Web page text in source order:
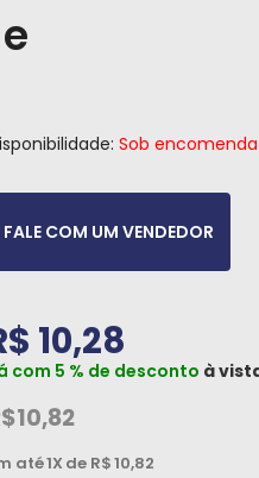
Sob encomenda
FALE COM UM VENDEDOR
10,28
com 5 % de desconto à
até1X de R$10,82